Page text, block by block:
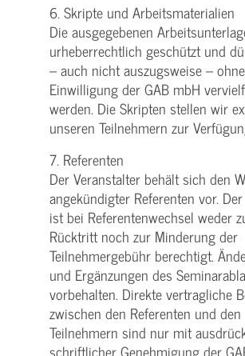
6. Skripte und Arbeitsmaterialien
Die ausgegebenen
urheberrechtlich geschützt und
– auch nicht auszugsweise – ohne
Einwilligung der GAB mbH
werden. Die Skripten stellen wir
unseren Teilnehmern zur
7. Referenten
Der Veranstalter behält sich den
angekündigter Referenten vor.
ist bei Referentenwechsel weder
Rücktritt noch zur Minderung der
Teilnehmergebühr berechtigt.
und Ergänzungen des
vorbehalten. Direkte vertragliche
zwischen den Referenten und den
Teilnehmern sind nur mit